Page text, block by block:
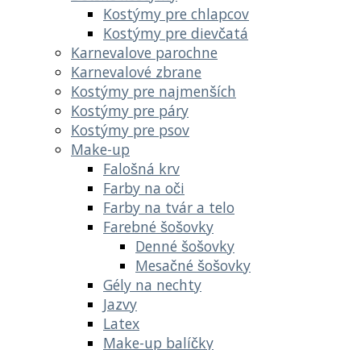
Kostýmy pre chlapcov
Kostýmy pre dievčatá
Karnevalove parochne
Karnevalové zbrane
Kostýmy pre najmenších
Kostýmy pre páry
Kostýmy pre psov
Make-up
Falošná krv
Farby na oči
Farby na tvár a telo
Farebné šošovky
Denné šošovky
Mesačné šošovky
Gély na nechty
Jazvy
Latex
Make-up balíčky